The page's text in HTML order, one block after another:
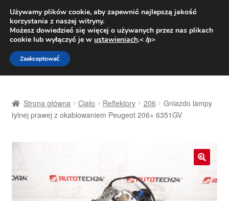
DOSTAWA od 31 zł
Pn.-pt. 9:00-16:00800 003 167
Przejdź
do
nawigacji
Przejdź
do
treści
Dostawa
Strona główna Ciało Reflektory 206
Gniazdo lampy
tylnej prawej z okablowaniem Peugeot 206+ 6351GV
Używamy plików cookie, aby zapewnić najlepszą jakość
korzystania z naszej witryny.
Możesz dowiedzieć się więcej o używanych przez nas plikach
cookie lub wyłączyć je w ustawieniach.< /p>
Zaakceptować